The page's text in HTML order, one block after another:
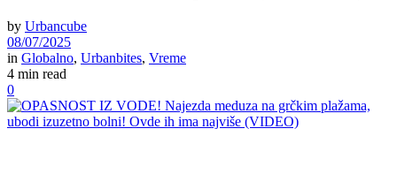
by Urbancube
08/07/2025
in Globalno, Urbanbites, Vreme
4 min read
0